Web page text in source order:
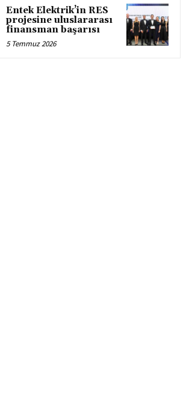
Entek Elektrik’in RES
projesine uluslararası
finansman başarısı
5 Temmuz 2026